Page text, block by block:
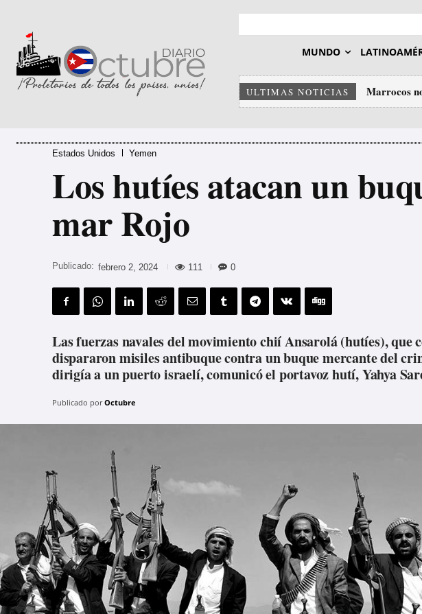
MUNDO
ULTIMAS NOTICIAS
Marrocos
insulto ao
Estados Unidos Yemen
Los hutíes atacan un
mar Rojo
Publicado: febrero 2, 2024 111 0
Las fuerzas navales del movimiento chií Ansarolá (hutíes), que
dispararon misiles antibuque contra un buque mercante del
dirigía a un puerto israelí, comunicó el portavoz hutí, Yahya
Publicado por Octubre